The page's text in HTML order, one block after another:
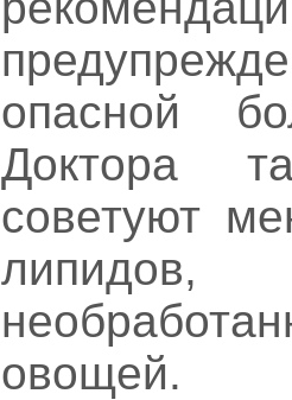
опасной
Доктора
советуют
овощей.